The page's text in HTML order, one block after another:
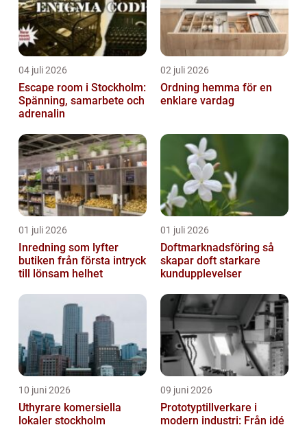
04 juli 2026
Escape room i Stockholm:
Spänning, samarbete och
adrenalin
02 juli 2026
Ordning hemma för en
enklare vardag
01 juli 2026
Inredning som lyfter
butiken från första intryck
till lönsam helhet
01 juli 2026
Doftmarknadsföring så
skapar doft starkare
kundupplevelser
10 juni 2026
Uthyrare komersiella
lokaler stockholm
09 juni 2026
Prototyptillverkare i
modern industri: Från idé